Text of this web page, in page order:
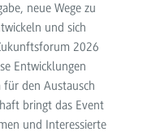
neue Wege zu
und sich
2026
Entwicklungen
den Austausch
bringt das Event
und Interessierte